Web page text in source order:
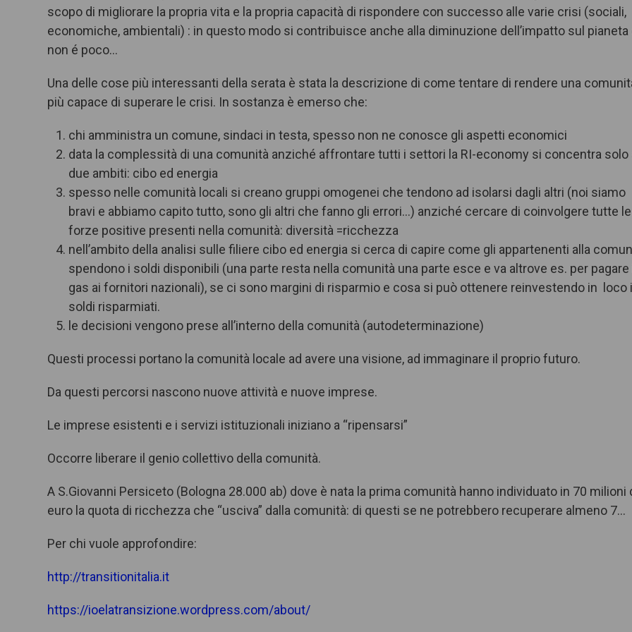
scopo di migliorare la propria vita e la propria capacità di rispondere con successo alle varie crisi (sociali,
economiche, ambientali) : in questo modo si contribuisce anche alla diminuzione dell’impatto sul pianeta
non é poco…
Una delle cose più interessanti della serata è stata la descrizione di come tentare di rendere una
più capace di superare le crisi. In sostanza è emerso che:
chi amministra un comune, sindaci in testa, spesso non ne conosce gli aspetti economici
data la complessità di una comunità anziché affrontare tutti i settori la RI-economy si concentra solo
due ambiti: cibo ed energia
spesso nelle comunità locali si creano gruppi omogenei che tendono ad isolarsi dagli altri (noi siamo
bravi e abbiamo capito tutto, sono gli altri che fanno gli errori…) anziché cercare di coinvolgere tutte le
forze positive presenti nella comunità: diversità =ricchezza
nell’ambito della analisi sulle filiere cibo ed energia si cerca di capire come gli appartenenti alla
spendono i soldi disponibili (una parte resta nella comunità una parte esce e va altrove es. per pagare
gas ai fornitori nazionali), se ci sono margini di risparmio e cosa si può ottenere reinvestendo in loco i
soldi risparmiati.
le decisioni vengono prese all’interno della comunità (autodeterminazione)
Questi processi portano la comunità locale ad avere una visione, ad immaginare il proprio futuro.
Da questi percorsi nascono nuove attività e nuove imprese.
Le imprese esistenti e i servizi istituzionali iniziano a “ripensarsi”
Occorre liberare il genio collettivo della comunità.
A S.Giovanni Persiceto (Bologna 28.000 ab) dove è nata la prima comunità hanno individuato in 70 milioni
euro la quota di ricchezza che “usciva” dalla comunità: di questi se ne potrebbero recuperare almeno 7…
Per chi vuole approfondire:
http://transitionitalia.it
https://ioelatransizione.wordpress.com/about/